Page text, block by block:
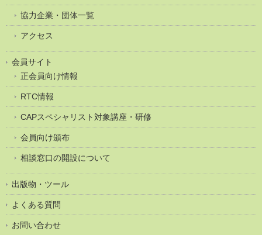
協力企業・団体一覧
アクセス
会員サイト
正会員向け情報
RTC情報
CAPスペシャリスト対象講座・研修
会員向け頒布
相談窓口の開設について
出版物・ツール
よくある質問
お問い合わせ